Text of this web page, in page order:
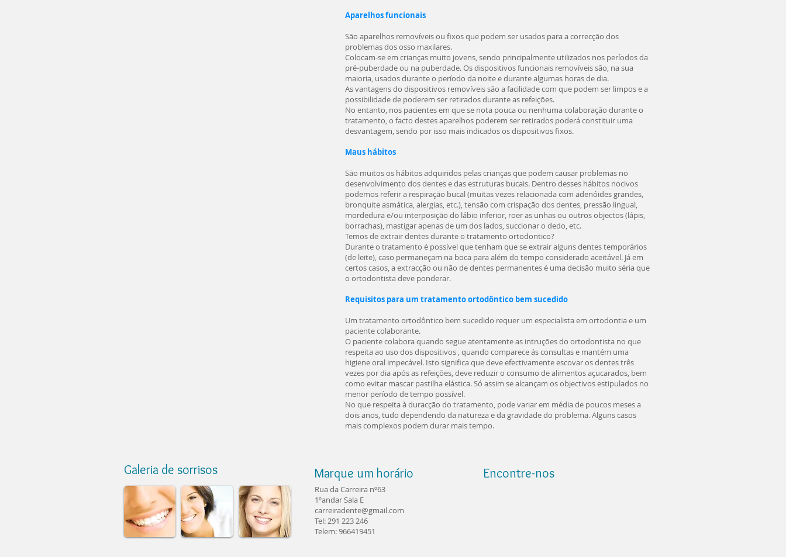
Aparelhos funcionais
São aparelhos removíveis ou fixos que podem ser usados para a correcção dos
problemas dos osso maxilares.
Colocam-se em crianças muito jovens, sendo principalmente utilizados nos períodos da
pré-puberdade ou na puberdade. Os dispositivos funcionais removíveis são, na sua
maioria, usados durante o período da noite e durante algumas horas de dia.
As vantagens do dispositivos removíveis são a facilidade com que podem ser limpos e a
possibilidade de poderem ser retirados durante as refeições.
No entanto, nos pacientes em que se nota pouca ou nenhuma colaboração durante o
tratamento, o facto destes aparelhos poderem ser retirados poderá constituir uma
desvantagem, sendo por isso mais indicados os dispositivos fixos.
Maus hábitos
São muitos os hábitos adquiridos pelas crianças que podem causar problemas no
desenvolvimento dos dentes e das estruturas bucais. Dentro desses hábitos nocivos
podemos referir a respiração bucal (muitas vezes relacionada com adenóides grandes,
bronquite asmática, alergias, etc.), tensão com crispação dos dentes, pressão lingual,
mordedura e/ou interposição do lábio inferior, roer as unhas ou outros objectos (lápis,
borrachas), mastigar apenas de um dos lados, succionar o dedo, etc.
Temos de extrair dentes durante o tratamento ortodontico?
Durante o tratamento é possível que tenham que se extrair alguns dentes temporários
(de leite), caso permaneçam na boca para além do tempo considerado aceitável. Já em
certos casos, a extracção ou não de dentes permanentes é uma decisão muito séria que
o ortodontista deve ponderar.
Requisitos para um tratamento ortodôntico bem sucedido
Um tratamento ortodôntico bem sucedido requer um especialista em ortodontia e um
paciente colaborante.
O paciente colabora quando segue atentamente as intruções do ortodontista no que
respeita ao uso dos dispositivos , quando comparece ás consultas e mantém uma
higiene oral impecável. Isto significa que deve efectivamente escovar os dentes três
vezes por dia após as refeições, deve reduzir o consumo de alimentos açucarados, bem
como evitar mascar pastilha elástica. Só assim se alcançam os objectivos estipulados no
menor período de tempo possível.
No que respeita à duracção do tratamento, pode variar em média de poucos meses a
dois anos, tudo dependendo da natureza e da gravidade do problema. Alguns casos
mais complexos podem durar mais tempo.
Galeria de sorrisos Marque um horário
Rua da Carreira nº63
1ºandar Sala E
carreiradente@gmail.com
Tel: 291 223 246
Telem: 966419451
Encontre-nos